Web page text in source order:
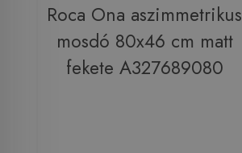
Roca Ona aszimmetrikus
mosdó 80x46 cm matt
fekete A327689080